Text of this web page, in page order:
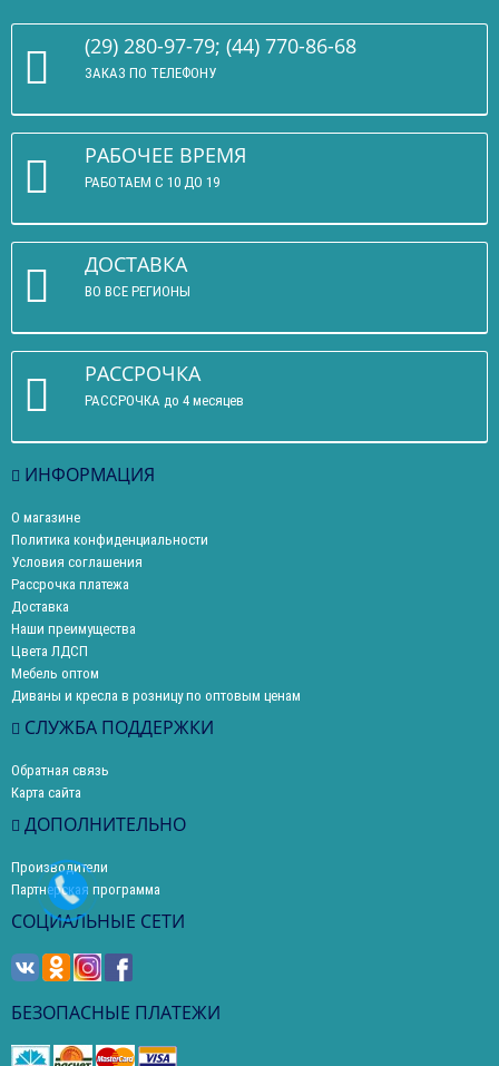
(29) 280-97-79; (44) 770-86-68
ЗАКАЗ ПО ТЕЛЕФОНУ
РАБОЧЕЕ ВРЕМЯ
РАБОТАЕМ С 10 ДО 19
ДОСТАВКА
ВО ВСЕ РЕГИОНЫ
РАССРОЧКА
РАССРОЧКА до 4 месяцев
ИНФОРМАЦИЯ
О магазине
Политика конфиденциальности
Условия соглашения
Рассрочка платежа
Доставка
Наши преимущества
Цвета ЛДСП
Мебель оптом
Диваны и кресла в розницу по оптовым ценам
СЛУЖБА ПОДДЕРЖКИ
Обратная связь
Карта сайта
ДОПОЛНИТЕЛЬНО
Производители
Партнерская программа
СОЦИАЛЬНЫЕ СЕТИ
БЕЗОПАСНЫЕ ПЛАТЕЖИ